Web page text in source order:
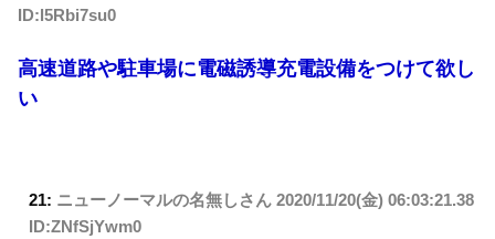
ID:l5Rbi7su0
高速道路や駐車場に電磁誘導充電設備をつけて欲し
い
21: ニューノーマルの名無しさん 2020/11/20(金) 06:03:21.38
ID:ZNfSjYwm0